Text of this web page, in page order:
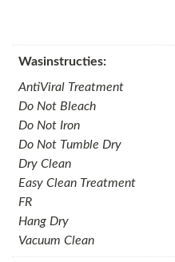
Wasinstructies:
AntiViral Treatment
Do Not Bleach
Do Not Iron
Do Not Tumble Dry
Dry Clean
Easy Clean Treatment
FR
Hang Dry
Vacuum Clean